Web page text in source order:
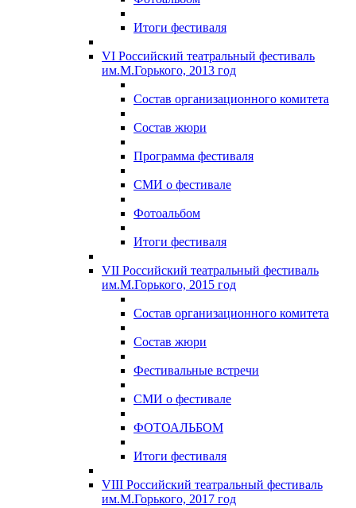
Итоги фестиваля
VI Российский театральный фестиваль
им.М.Горького, 2013 год
Состав организационного комитета
Состав жюри
Программа фестиваля
СМИ о фестивале
Фотоальбом
Итоги фестиваля
VII Российский театральный фестиваль
им.М.Горького, 2015 год
Состав организационного комитета
Состав жюри
Фестивальные встречи
СМИ о фестивале
ФОТОАЛЬБОМ
Итоги фестиваля
VIII Российский театральный фестиваль
им.М.Горького, 2017 год